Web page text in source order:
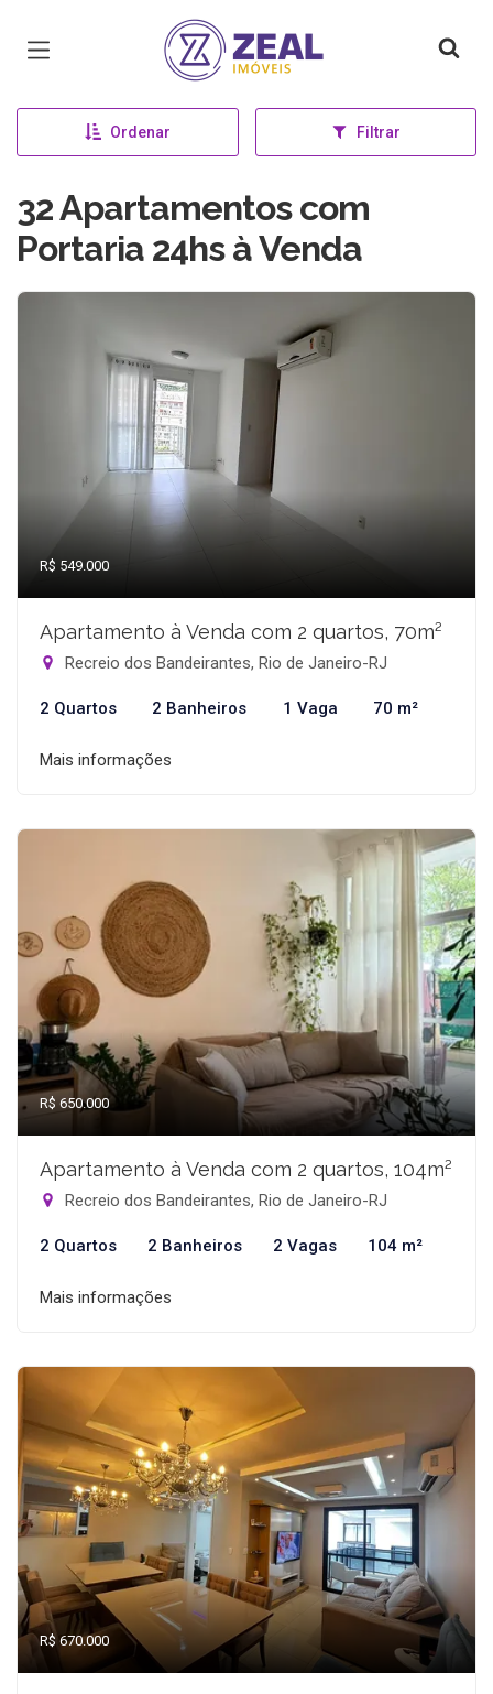
Página inicial
Ordenar Filtrar
32 Apartamentos com
Portaria 24hs à Venda
R$ 549.000
Apartamento à Venda com 2 quartos, 70m²
Recreio dos Bandeirantes, Rio de Janeiro-RJ
2 Quartos 2 Banheiros 1 Vaga 70 m²
Mais informações
R$ 650.000
Apartamento à Venda com 2 quartos, 104m²
Recreio dos Bandeirantes, Rio de Janeiro-RJ
2 Quartos 2 Banheiros 2 Vagas 104 m²
Mais informações
R$ 670.000